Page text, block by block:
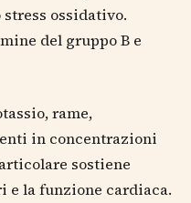
ossidativo.
del gruppo B e
rame,
in concentrazioni
sostiene
la funzione cardiaca.